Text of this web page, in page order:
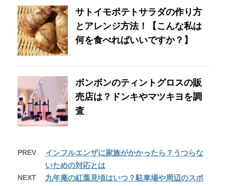
サトイモポテトサラダの作り方
とアレンジ方法！【こんな私は
何を食べればいいですか？】
ボンボンのティントグロスの販
売店は？ドンキやマツキヨを調
査
PREV
インフルエンザに家族がかかったら？うつらな
いための対応とは
NEXT
九年庵の紅葉見頃はいつ？駐車場や周辺のスポ